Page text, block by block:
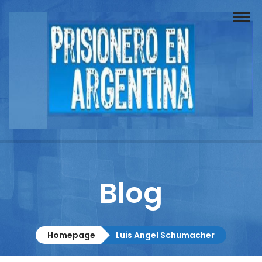
Buscador
Documentos
Columnistas
Contacto
Blog
Homepage Luis Angel Schumacher